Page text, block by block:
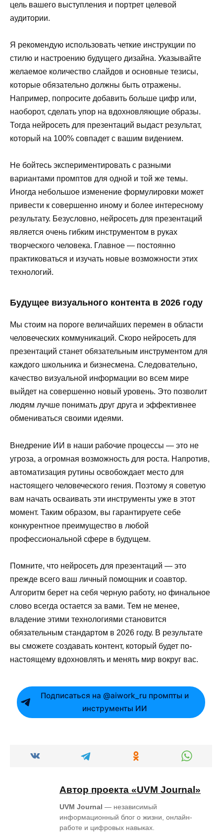
цель вашего выступления и портрет целевой
аудитории.
Я рекомендую использовать четкие инструкции по
стилю и настроению будущего дизайна. Указывайте
желаемое количество слайдов и основные тезисы,
которые обязательно должны быть отражены.
Например, попросите добавить больше цифр или,
наоборот, сделать упор на вдохновляющие образы.
Тогда нейросеть для презентаций выдаст результат,
который на 100% совпадет с вашим видением.
Не бойтесь экспериментировать с разными
вариантами промптов для одной и той же темы.
Иногда небольшое изменение формулировки может
привести к совершенно иному и более интересному
результату. Безусловно, нейросеть для презентаций
является очень гибким инструментом в руках
творческого человека. Главное — постоянно
практиковаться и изучать новые возможности этих
технологий.
Будущее визуального контента в 2026 году
Мы стоим на пороге величайших перемен в области
человеческих коммуникаций. Скоро нейросеть для
презентаций станет обязательным инструментом для
каждого школьника и бизнесмена. Следовательно,
качество визуальной информации во всем мире
выйдет на совершенно новый уровень. Это позволит
людям лучше понимать друг друга и эффективнее
обмениваться своими идеями.
Внедрение ИИ в наши рабочие процессы — это не
угроза, а огромная возможность для роста. Напротив,
автоматизация рутины освобождает место для
настоящего человеческого гения. Поэтому я советую
вам начать осваивать эти инструменты уже в этот
момент. Таким образом, вы гарантируете себе
конкурентное преимущество в любой
профессиональной сфере в будущем.
Помните, что нейросеть для презентаций — это
прежде всего ваш личный помощник и соавтор.
Алгоритм берет на себя черную работу, но финальное
слово всегда остается за вами. Тем не менее,
владение этими технологиями становится
обязательным стандартом в 2026 году. В результате
вы сможете создавать контент, который будет по-
настоящему вдохновлять и менять мир вокруг вас.
Подписаться на @aiwork_ru промпты и
инструменты ИИ
Автор проекта «UVM Journal»
UVM Journal — независимый
информационный блог о жизни, онлайн-
работе и цифровых навыках.